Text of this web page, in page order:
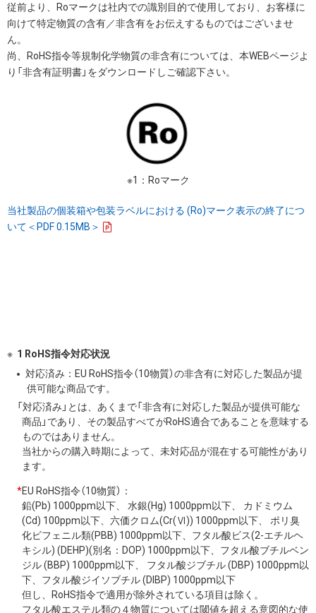
従前より、Roマークは社内での識別目的で使用しており、お客様に
向けて特定物質の含有／非含有をお伝えするものではございませ
ん。
尚、RoHS指令等規制化学物質の非含有については、本WEBページよ
り「非含有証明書」をダウンロードしご確認下さい。
※1：Roマーク
当社製品の個装箱や包装ラベルにおける (Ro)マーク表示の終了につ
いて＜PDF 0.15MB＞
1 RoHS指令対応状況
対応済み：EU RoHS指令（10物質）の非含有に対応した製品が提
供可能な商品です。
「対応済み」とは、あくまで「非含有に対応した製品が提供可能な
商品」であり、その製品すべてがRoHS適合であることを意味する
ものではありません。
当社からの購入時期によって、未対応品が混在する可能性があり
ます。
*EU RoHS指令（10物質）：
鉛(Pb) 1000ppm以下、 水銀(Hg) 1000ppm以下、 カドミウム
(Cd) 100ppm以下、六価クロム(Cr(Ⅵ)) 1000ppm以下、 ポリ臭
化ビフェニル類(PBB) 1000ppm以下、フタル酸ビス(2-エチルヘ
キシル) (DEHP)(別名：DOP) 1000ppm以下、フタル酸ブチルベン
ジル (BBP) 1000ppm以下、 フタル酸ジブチル (DBP) 1000ppm以
下、フタル酸ジイソブチル (DIBP) 1000ppm以下
但し、RoHS指令で適用が除外されている項目は除く。
フタル酸エステル類の４物質については閾値を超える意図的な使